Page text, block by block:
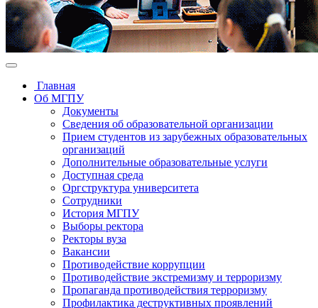
Главная
Об МГПУ
Документы
Сведения об образовательной организации
Прием студентов из зарубежных образовательных
организаций
Дополнительные образовательные услуги
Доступная среда
Оргструктура университета
Сотрудники
История МГПУ
Выборы ректора
Ректоры вуза
Вакансии
Противодействие коррупции
Противодействие экстремизму и терроризму
Пропаганда противодействия терроризму
Профилактика деструктивных проявлений